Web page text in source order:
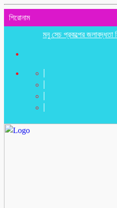
শিরোনাম
মনু সেচ প্রকল্পের জলাবদ্ধতা নিয়ে